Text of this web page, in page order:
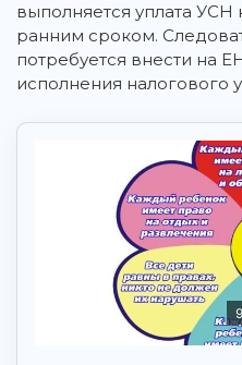
выполняется уплата УСН
ранним сроком.
потребуется внести на
исполнения налогового